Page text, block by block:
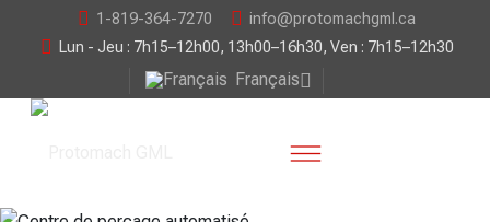
1-819-364-7270
info@protomachgml.ca
Lun - Jeu : 7h15–12h00, 13h00–16h30, Ven : 7h15–12h30
Français